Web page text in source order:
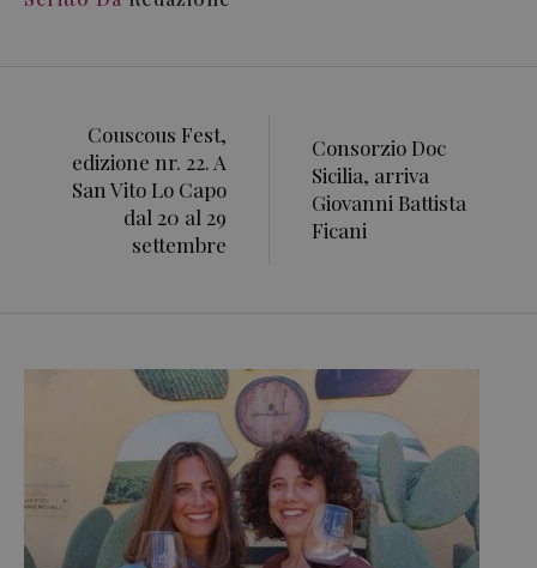
Couscous Fest,
edizione nr. 22. A
San Vito Lo Capo
dal 20 al 29
settembre
Consorzio Doc
Sicilia, arriva
Giovanni Battista
Ficani